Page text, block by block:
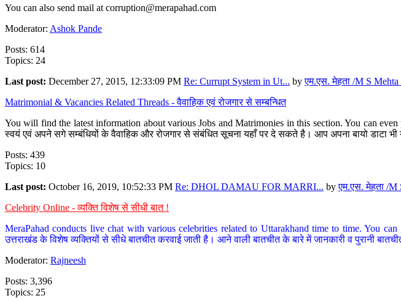
You can also send mail at corruption@merapahad.com
Moderator: Ashok Pande
Posts: 614
Topics: 24
Last post: December 27, 2015, 12:33:09 PM Re: Currupt System in Ut... byएम.एस. मेहता /M S
Matrimonial & Vacancies Related Threads - वैवाहिक एवं रोजगार से सम्बन्धित
You will find the latest information about various Jobs and Matrimonies in this section. You can
स्वयं एवं अपने सगे सम्बंधियों के वैवाहिक और रोजगार से संबंधित सूचना यहाँ पर दे सकते है। आप अपना बायो डाटा
Posts: 439
Topics: 10
Last post: October 16, 2019, 10:52:33 PM Re: DHOL DAMAU FOR MARRI... byएम.एस. मेहता /M
Celebrity Online - व्यक्ति विशेष से सीधी बात !
MeraPahad conducts live chat with various celebrities related to Uttarakhand time to time. You
उत्तराखंड के विशेष व्यक्तियों से सीधे बातचीत करवाई जाती है। आने वाली बातचीत के बारे में जानकारी व पुरानी
Moderator: Rajneesh
Posts: 3,396
Topics: 25